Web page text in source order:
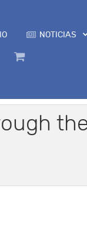
NOTICIAS